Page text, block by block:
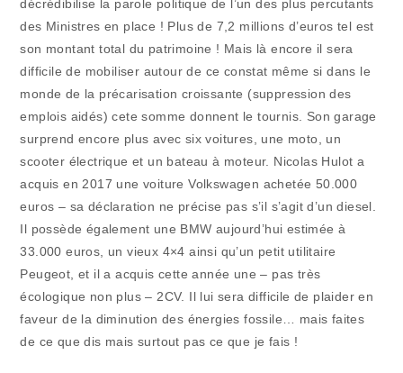
décrédibilise la parole politique de l’un des plus percutants
des Ministres en place ! Plus de 7,2 millions d’euros tel est
son montant total du patrimoine ! Mais là encore il sera
difficile de mobiliser autour de ce constat même si dans le
monde de la précarisation croissante (suppression des
emplois aidés) cete somme donnent le tournis. Son garage
surprend encore plus avec six voitures, une moto, un
scooter électrique et un bateau à moteur. Nicolas Hulot a
acquis en 2017 une voiture Volkswagen achetée 50.000
euros – sa déclaration ne précise pas s’il s’agit d’un diesel.
Il possède également une BMW aujourd’hui estimée à
33.000 euros, un vieux 4×4 ainsi qu’un petit utilitaire
Peugeot, et il a acquis cette année une – pas très
écologique non plus – 2CV. Il lui sera difficile de plaider en
faveur de la diminution des énergies fossile… mais faites
de ce que dis mais surtout pas ce que je fais !